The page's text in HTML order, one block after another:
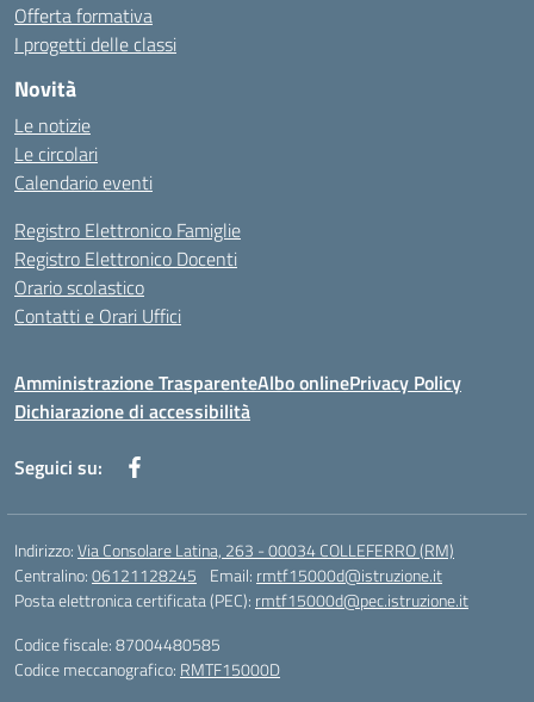
Offerta formativa
I progetti delle classi
Novità
Le notizie
Le circolari
Calendario eventi
Registro Elettronico Famiglie
Registro Elettronico Docenti
Orario scolastico
Contatti e Orari Uffici
Amministrazione TrasparenteAlbo onlinePrivacy Policy
Dichiarazione di accessibilità
Seguici su:
Indirizzo:Via Consolare Latina, 263 - 00034 COLLEFERRO (RM)
Centralino:06121128245 Email: rmtf15000d@istruzione.it
Posta elettronica certificata (PEC): rmtf15000d@pec.istruzione.it
Codice fiscale: 87004480585
Codice meccanografico: RMTF15000D